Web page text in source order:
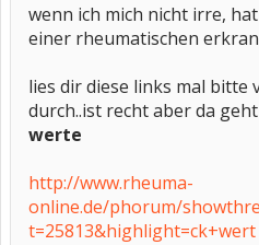
wenn ich mich nicht irre,
einer rheumatischen
lies dir diese links mal bitte
durch..ist recht aber da
werte
http://www.rheuma-
online.de/phorum/
t=25813&highlight=ck+wert